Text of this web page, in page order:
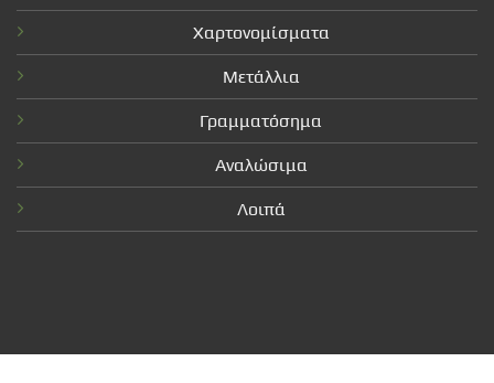
Χαρτονομίσματα
Μετάλλια
Γραμματόσημα
Αναλώσιμα
Λοιπά